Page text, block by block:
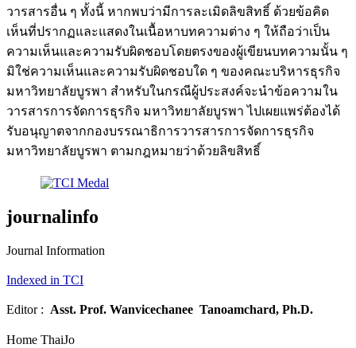
วารสารอื่น ๆ ทั้งนี้ หากพบว่ามีการละเมิดลิขสิทธิ์ ด้วยข้อคิด
เห็นที่ปรากฏและแสดงในเนื้อหาบทความต่าง ๆ ให้ถือว่าเป็น
ความเห็นและความรับผิดชอบโดยตรงของผู้เขียนบทความนั้น ๆ
มิใช่ความเห็นและความรับผิดชอบใด ๆ ของคณะบริหารธุรกิจ
มหาวิทยาลัยบูรพา สำหรับในกรณีผู้ประสงค์จะนำข้อความใน
วารสารการจัดการธุรกิจ มหาวิทยาลัยบูรพา ไปเผยแพร่ต้องได้
รับอนุญาตจากกองบรรณาธิการวารสารการจัดการธุรกิจ
มหาวิทยาลัยบูรพา ตามกฎหมายว่าด้วยลิขสิทธิ์
journalinfo
Journal Information
Indexed in TCI
Editor : Asst. Prof. Wanvicechanee Tanoamchard, Ph.D.
Home ThaiJo